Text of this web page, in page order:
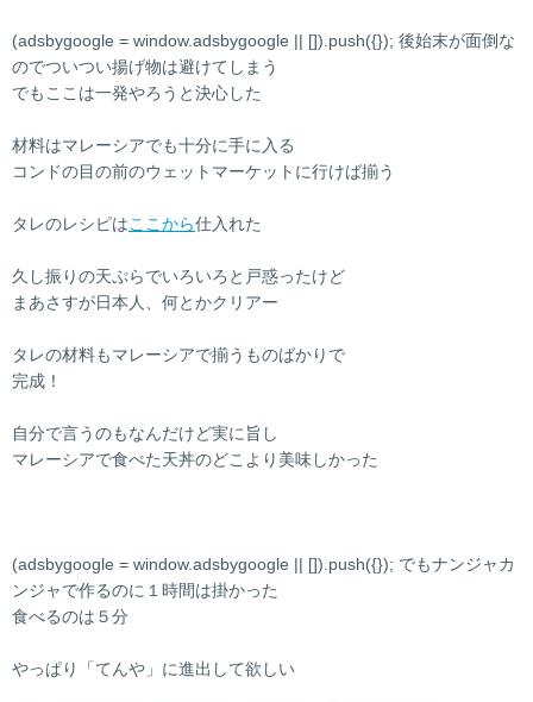
(adsbygoogle = window.adsbygoogle || []).push({}); 後始末が面倒な
のでついつい揚げ物は避けてしまう
でもここは一発やろうと決心した
材料はマレーシアでも十分に手に入る
コンドの目の前のウェットマーケットに行けば揃う
タレのレシピはここから仕入れた
久し振りの天ぷらでいろいろと戸惑ったけど
まあさすが日本人、何とかクリアー
タレの材料もマレーシアで揃うものばかりで
完成！
自分で言うのもなんだけど実に旨し
マレーシアで食べた天丼のどこより美味しかった
(adsbygoogle = window.adsbygoogle || []).push({}); でもナンジャカ
ンジャで作るのに１時間は掛かった
食べるのは５分
やっぱり「てんや」に進出して欲しい